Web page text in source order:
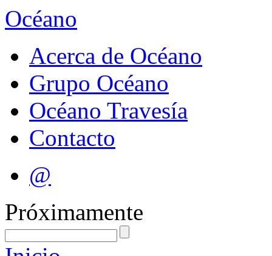
Océano
Acerca de Océano
Grupo Océano
Océano Travesía
Contacto
@
Próximamente